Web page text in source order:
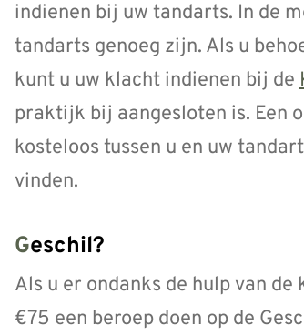
indienen bij uw tandarts. In de
tandarts genoeg zijn. Als u
kunt u uw klacht indienen bij de
praktijk bij aangesloten is. Een
kosteloos tussen u en uw
vinden.
Geschil?
Als u er ondanks de hulp van
€75 een beroep doen op de